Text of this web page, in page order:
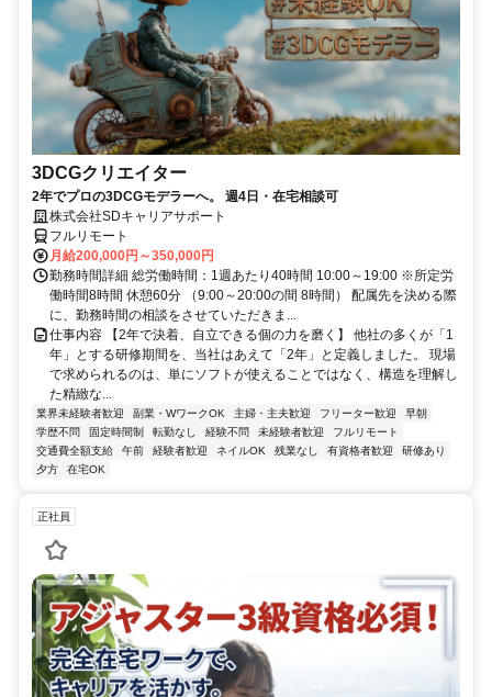
3DCGクリエイター
2年でプロの3DCGモデラーへ。 週4日・在宅相談可
株式会社SDキャリアサポート
フルリモート
月給200,000円～350,000円
勤務時間詳細 総労働時間：1週あたり40時間 10:00～19:00 ※所定労
働時間8時間 休憩60分 （9:00～20:00の間 8時間） 配属先を決める際
に、勤務時間の相談をさせていただきま...
仕事内容 【2年で決着、自立できる個の力を磨く】 他社の多くが「1
年」とする研修期間を、当社はあえて「2年」と定義しました。 現場
で求められるのは、単にソフトが使えることではなく、構造を理解し
た精緻な...
業界未経験者歓迎 副業・WワークOK 主婦・主夫歓迎 フリーター歓迎
早朝
学歴不問
固定時間制 転勤なし 経験不問 未経験者歓迎
フルリモート
交通費全額支給
午前 経験者歓迎 ネイルOK 残業なし 有資格者歓迎
研修あり
夕方
在宅OK
正社員